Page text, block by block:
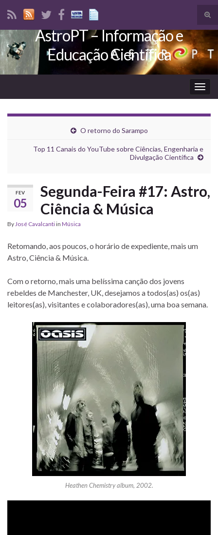
Search for:
AstroPT – Informação e
Educação Científica
O retorno do Sarampo
Top 11 Canais do YouTube sobre Ciências, Engenharia e
Divulgação Científica
FEV
05
Segunda-Feira #17: Astro,
Ciência & Música
ByJosé Cavalcantiin Música
Retomando, aos poucos, o horário de expediente, mais um
Astro, Ciência & Música.
Com o retorno, mais uma belíssima canção dos jovens
rebeldes de Manchester, UK, desejamos a todos(as) os(as)
leitores(as), visitantes e colaboradores(as), uma boa semana.
Heathen Chemistry album, 2002.